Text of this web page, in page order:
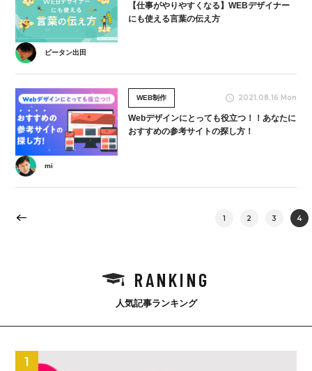
【仕事がやりやすくなる】WEBデザイナー
にも使える言葉の伝え方
ピータン出田
WEB制作 2021.08.16 Mon
Webデザインにとっても役立つ！！あなたに
おすすめの参考サイトの探し方！
mi
1 2 3 4
RANKING
人気記事ランキング
1